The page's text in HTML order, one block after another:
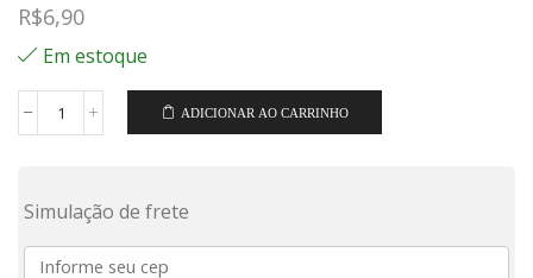
R$6,90
Em estoque
ADICIONAR AO CARRINHO
Simulação de frete